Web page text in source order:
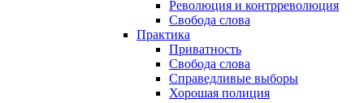
Революция и контрреволюция
Свобода слова
Практика
Приватность
Свобода слова
Справедливые выборы
Хорошая полиция